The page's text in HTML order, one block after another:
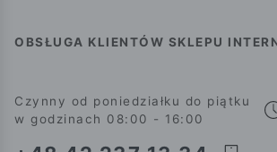
OBSŁUGA KLIENTÓW SKLEPU
Czynny od poniedziałku do piątku
w godzinach 08:00 - 16:00